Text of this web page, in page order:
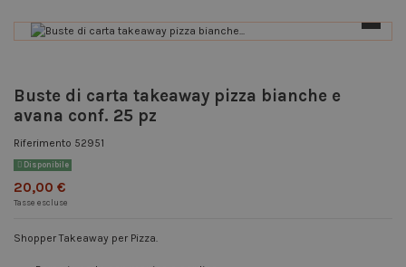
Buste di carta takeaway pizza bianche e
avana conf. 25 pz
Riferimento 52951
Disponibile
20,00 €
Tasse escluse
Shopper Takeaway per Pizza.